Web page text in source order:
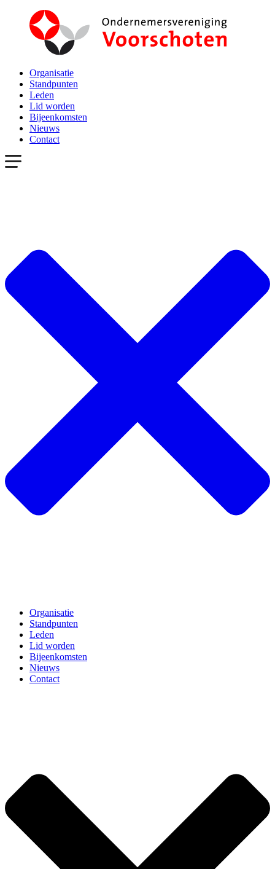
Organisatie
Standpunten
Leden
Lid worden
Bijeenkomsten
Nieuws
Contact
Organisatie
Standpunten
Leden
Lid worden
Bijeenkomsten
Nieuws
Contact